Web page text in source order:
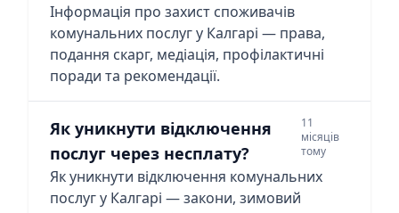
Інформація про захист споживачів
комунальних послуг у Калгарі — права,
подання скарг, медіація, профілактичні
поради та рекомендації.
Як уникнути відключення
послуг через несплату?
11
місяців
тому
Як уникнути відключення комунальних
послуг у Калгарі — закони, зимовий